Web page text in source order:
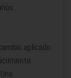
aplicado